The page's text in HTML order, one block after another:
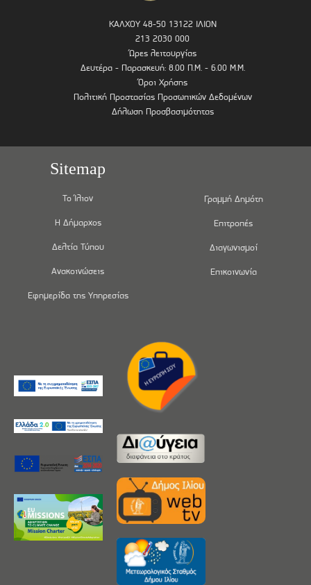
ΚΑΛΧΟΥ 48-50 13122 ΙΛΙΟΝ
213 2030 000
Ώρες λειτουργίας
Δευτέρα - Παρασκευή: 8.00 Π.Μ. - 6.00 Μ.Μ.
Όροι Χρήσης
Πολιτική Προστασίας Προσωπικών Δεδομένων
Δήλωση Προσβασιμότητας
Sitemap
Το Ίλιον
Η Δήμαρχος
Δελτία Τύπου
Ανακοινώσεις
Εφημερίδα της Υπηρεσίας
Γραμμή Δημότη
Επιτροπές
Διαγωνισμοί
Επικοινωνία